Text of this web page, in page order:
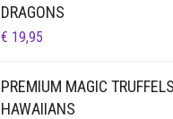
DRAGONS
€ 19,95
PREMIUM MAGIC
HAWAIIANS